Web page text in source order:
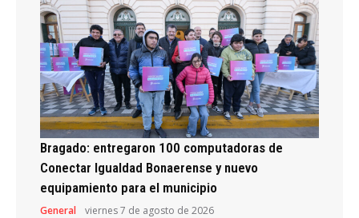
Bragado: entregaron 100 computadoras de
Conectar Igualdad Bonaerense y nuevo
equipamiento para el municipio
General viernes 7 de agosto de 2026